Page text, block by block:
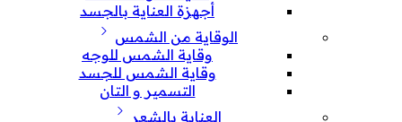
أجهزة العناية بالجسد
الوقاية من الشمس
وقاية الشمس للوجه
وقاية الشمس للجسد
التسمير و التان
العناية بالشعر